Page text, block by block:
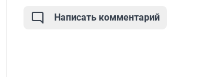
Написать комментарий